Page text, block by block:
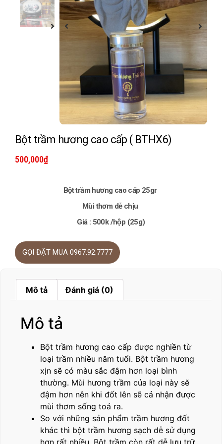
Bột trầm hương cao cấp ( BTHX6)
500,000₫
Bột trầm hương cao cấp 25gr
Mùi thơm dễ chịu
Giá : 500k /hộp (25g)
GỌI ĐẶT MUA 0967.92.7777
Mô tả Đánh giá (0)
Mô tả
Bột trầm hương cao cấp được nghiền từ
loại trầm nhiều năm tuổi. Bột trầm hương
xịn sẽ có màu sắc đậm hơn loại bình
thường. Mùi hương trầm của loại này sẽ
đậm hơn nên khi đốt lên sẽ cả nhận được
mùi thơm sống toả ra.
So với những sản phẩm trầm hương đốt
khác thì bột trầm hương sạch dễ sử dụng